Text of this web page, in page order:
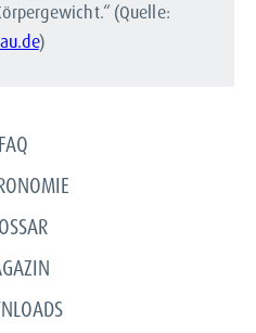
(Quelle:
)
FAQ